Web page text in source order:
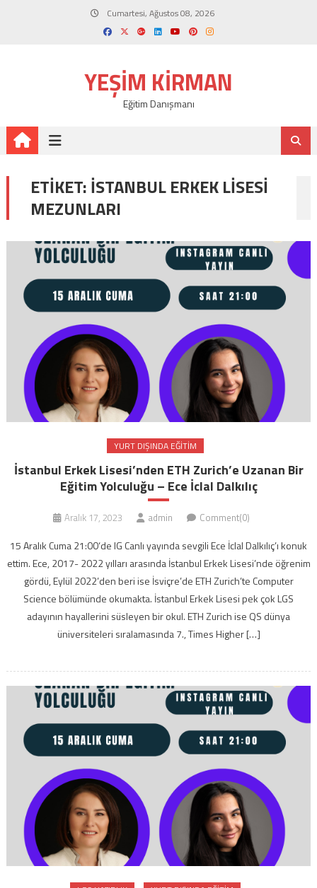
Cumartesi, Ağustos 08, 2026
YEŞIM KIRMAN
Eğitim Danışmanı
ETIKET:ISTANBUL ERKEK LISESI
MEZUNLARI
YURT DIŞINDA EĞITIM
İstanbul Erkek Lisesi’nden ETH Zurich’e Uzanan Bir
Eğitim Yolculuğu – Ece İclal Dalkılıç
Aralık 17, 2023 admin Comment(0)
15 Aralık Cuma 21:00‘de IG Canlı yayında sevgili Ece İclal Dalkılıç’ı konuk
ettim. Ece, 2017- 2022 yılları arasında İstanbul Erkek Lisesi’nde öğrenim
gördü, Eylül 2022’den beri ise İsviçre’de ETH Zurich’te Computer
Science bölümünde okumakta. İstanbul Erkek Lisesi pek çok LGS
adayının hayallerini süsleyen bir okul. ETH Zurich ise QS dünya
üniversiteleri sıralamasında 7., Times Higher […]